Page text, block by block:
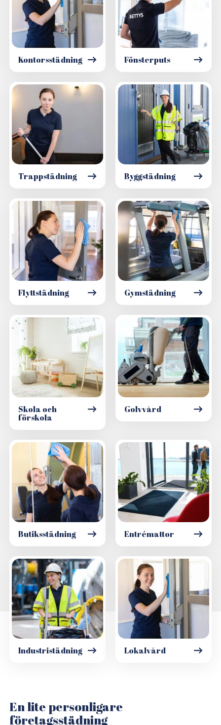
Kontorsstädning Fönsterputs
Trappstädning Byggstädning
Flyttstädning Gymstädning
Skola och
förskola
Golvvård
Butiksstädning Entrémattor
Industristädning Lokalvård
En lite personligare
företagsstädning